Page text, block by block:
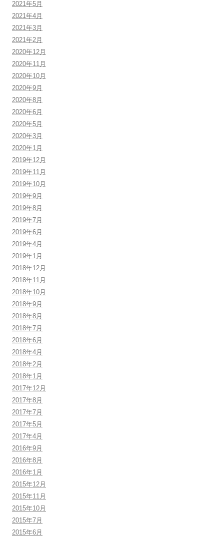
2021年5月
2021年4月
2021年3月
2021年2月
2020年12月
2020年11月
2020年10月
2020年9月
2020年8月
2020年6月
2020年5月
2020年3月
2020年1月
2019年12月
2019年11月
2019年10月
2019年9月
2019年8月
2019年7月
2019年6月
2019年4月
2019年1月
2018年12月
2018年11月
2018年10月
2018年9月
2018年8月
2018年7月
2018年6月
2018年4月
2018年2月
2018年1月
2017年12月
2017年8月
2017年7月
2017年5月
2017年4月
2016年9月
2016年8月
2016年1月
2015年12月
2015年11月
2015年10月
2015年7月
2015年6月